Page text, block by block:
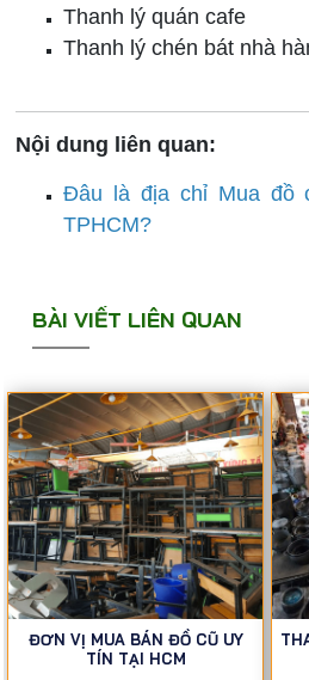
Thanh lý quán cafe
Thanh lý chén bát nhà
Nội dung liên quan:
Đâu là địa chỉ Mua đồ
TPHCM?
BÀI VIẾT LIÊN QUAN
ĐƠN VỊ MUA BÁN ĐỒ CŨ UY
TÍN TẠI HCM